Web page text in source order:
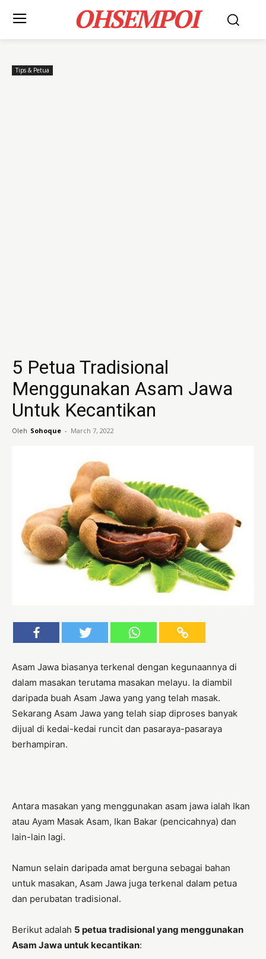
OHSEMPOI
Tips & Petua
5 Petua Tradisional
Menggunakan Asam Jawa
Untuk Kecantikan
Oleh Sohoque - March 7, 2022
Asam Jawa biasanya terkenal dengan kegunaannya di
dalam masakan terutama masakan melayu. Ia diambil
daripada buah Asam Jawa yang yang telah masak.
Sekarang Asam Jawa yang telah siap diproses banyak
dijual di kedai-kedai runcit dan pasaraya-pasaraya
berhampiran.
Antara masakan yang menggunakan asam jawa ialah Ikan
atau Ayam Masak Asam, Ikan Bakar (pencicahnya) dan
lain-lain lagi.
Namun selain daripada amat berguna sebagai bahan
untuk masakan, Asam Jawa juga terkenal dalam petua
dan perubatan tradisional.
Berikut adalah 5 petua tradisional yang menggunakan
Asam Jawa untuk kecantikan: